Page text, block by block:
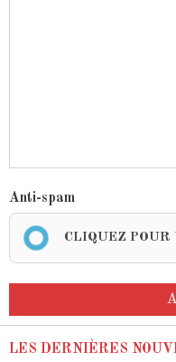
Anti-spam
CLIQUEZ POUR
LES DERNIÈRES